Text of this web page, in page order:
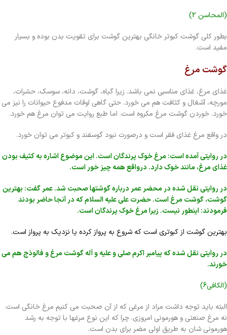
(المحاسن 2)
بطور کلی گوشت کبوتر خانگی بهترین گوشت برای تقویت بدن بوده و بسیار
مفید است.
گوشت مرغ
غذای مرغ، غذای مناسبی نمی باشد. زیرا گیاه، گوشت، دانه، سوسک، حشرات،
مورچه، آشغال و کثافت هم می خورد. حتی گاهی اوقات مدفوع حیوانات را نیز می
خورد. خوردن گوشت مرغ مکروه است. اما طبع روایت می توان مرغ هم خورد.
در واقع مرغ غذای فقر است و درصورت نبود گوسفند و کبوتر می توان خورد.
در روایتی آمده است: مرغ خوک پرندگان است. این موضوع اشاره به کثیف بودن
غذای مرغ، مانند خوک دارد. درواقع همه چیز خور است.
در روایتی نقل شده در محضر عمر درباره گوشتها صحبت شد. عمر گفت: بهترین
گوشت، گوشت مرغ است. حضرت علی علیه السلام که در آنجا حاضر بودند
فرمودند: اینطور نیست. زیرا مرغ خوک پرندگان است.
بهترین گوشت از کبوتری است که شروع به پرواز کرده یا نزدیک به پرواز است.
در روایتی نقل شده که پیامبر اکرم صلی و علیه و آله گوشت مرغ و فالوذج هم می
خورند.
(الکافی6)
البته باید توجه داشت مراد از مرغی که از آن صحبت می کنیم مرغ خانگی است.
نه مرغ صنعتی و هورمونی امروزی. چرا که این نوع مرغها با توجه به رشد
هورمونی شان به طریق اولی مضر برای بدن است.